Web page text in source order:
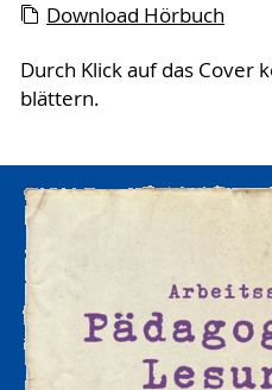
Download Hörbuch
Durch Klick auf das Cover
blättern.